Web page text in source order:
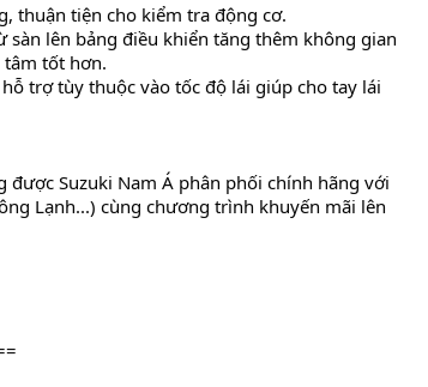
thuận tiện cho kiểm tra động cơ.
sàn lên bảng điều khiển tăng thêm không gian
tâm tốt hơn.
trợ tùy thuộc vào tốc độ lái giúp cho tay lái
được Suzuki Nam Á phân phối chính hãng với
Lạnh...) cùng chương trình khuyến mãi lên